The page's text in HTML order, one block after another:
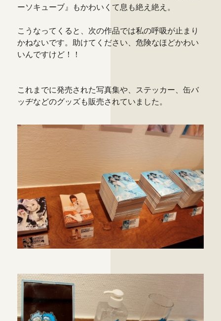
ーソキューブ』もかわいくて息も絶え絶え。
こうなってくると、次の作品では私の呼吸が止まり
かねないです。助けてください、危険なほどかわい
いんですけど！！
これまでに発売された写真集や、ステッカー、缶バ
ッヂなどのグッズも販売されていました。